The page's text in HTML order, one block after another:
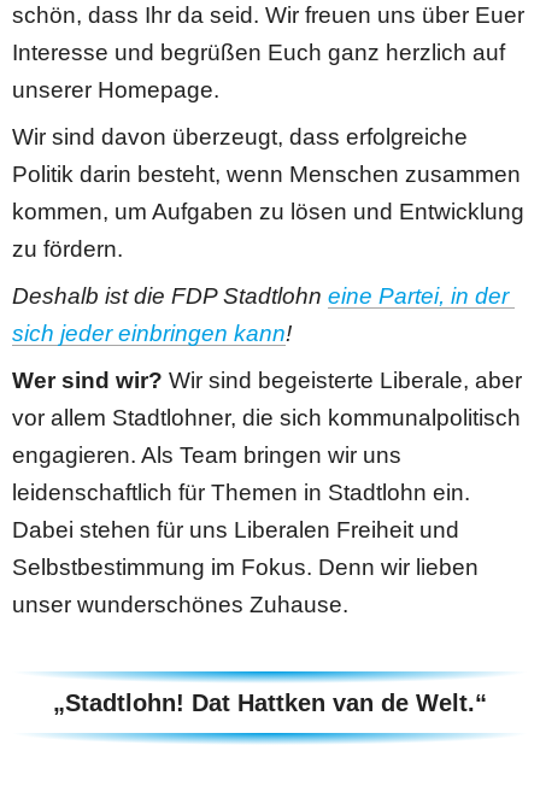
schön, dass Ihr da seid. Wir freuen uns über Euer
Interesse und begrüßen Euch ganz herzlich auf
unserer Homepage.
Wir sind davon überzeugt, dass erfolgreiche
Politik darin besteht, wenn Menschen zusammen
kommen, um Aufgaben zu lösen und Entwicklung
zu fördern.
Deshalb ist die FDP Stadtlohn eine Partei, in der
sich jeder einbringen kann!
Wer sind wir? Wir sind begeisterte Liberale, aber
vor allem Stadtlohner, die sich kommunalpolitisch
engagieren. Als Team bringen wir uns
leidenschaftlich für Themen in Stadtlohn ein.
Dabei stehen für uns Liberalen Freiheit und
Selbstbestimmung im Fokus. Denn wir lieben
unser wunderschönes Zuhause.
„Stadtlohn! Dat Hattken van de Welt.“